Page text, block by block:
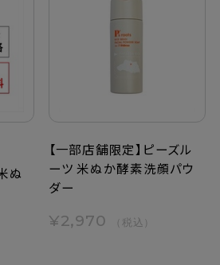
ぬ
【一部店舗限定】ピーズル
ーツ 米ぬか酵素洗顔パウ
ダー
¥2,970 （税込）